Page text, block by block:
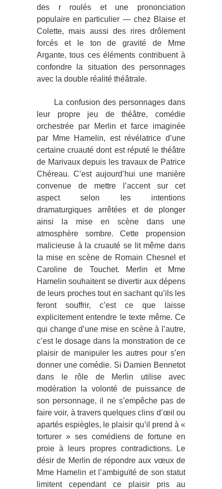
des r roulés et une prononciation
populaire en particulier ― chez Blaise et
Colette, mais aussi des rires drôlement
forcés et le ton de gravité de Mme
Argante, tous ces éléments contribuent à
confondre la situation des personnages
avec la double réalité théâtrale.
La confusion des personnages dans
leur propre jeu de théâtre, comédie
orchestrée par Merlin et farce imaginée
par Mme Hamelin, est révélatrice d’une
certaine cruauté dont est réputé le théâtre
de Marivaux depuis les travaux de Patrice
Chéreau. C’est aujourd’hui une manière
convenue de mettre l’accent sur cet
aspect selon les intentions
dramaturgiques arrêtées et de plonger
ainsi la mise en scène dans une
atmosphère sombre. Cette propension
malicieuse à la cruauté se lit même dans
la mise en scène de Romain Chesnel et
Caroline de Touchet. Merlin et Mme
Hamelin souhaitent se divertir aux dépens
de leurs proches tout en sachant qu’ils les
feront souffrir, c’est ce que laisse
explicitement entendre le texte même. Ce
qui change d’une mise en scène à l’autre,
c’est le dosage dans la monstration de ce
plaisir de manipuler les autres pour s’en
donner une comédie. Si Damien Bennetot
dans le rôle de Merlin utilise avec
modération la volonté de puissance de
son personnage, il ne s’empêche pas de
faire voir, à travers quelques clins d’œil ou
apartés espiègles, le plaisir qu’il prend à «
torturer » ses comédiens de fortune en
proie à leurs propres contradictions. Le
désir de Merlin de répondre aux vœux de
Mme Hamelin et l’ambiguïté de son statut
limitent cependant ce plaisir pris au